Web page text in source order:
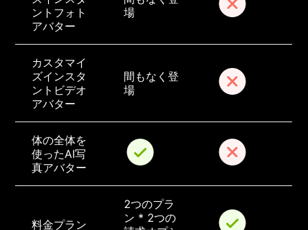
ントフォト
アバター
場
カスタマイ
ズインスタ
ントビデオ
アバター
間もなく登
場
体の全体を
使ったAI写
真アバター
料金プラン
2つのプラ
ン * 2つの